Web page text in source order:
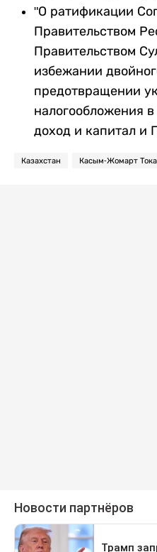
"О ратификации
Правительством
Правительством
избежании
предотвращении
налогообложения
доход и капитал и
Казахстан Касым-Жомарт